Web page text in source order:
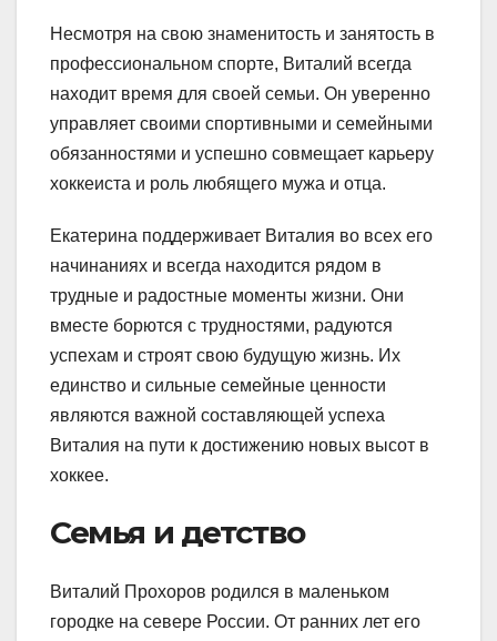
Несмотря на свою знаменитость и занятость в
профессиональном спорте, Виталий всегда
находит время для своей семьи. Он уверенно
управляет своими спортивными и семейными
обязанностями и успешно совмещает карьеру
хоккеиста и роль любящего мужа и отца.
Екатерина поддерживает Виталия во всех его
начинаниях и всегда находится рядом в
трудные и радостные моменты жизни. Они
вместе борются с трудностями, радуются
успехам и строят свою будущую жизнь. Их
единство и сильные семейные ценности
являются важной составляющей успеха
Виталия на пути к достижению новых высот в
хоккее.
Семья и детство
Виталий Прохоров родился в маленьком
городке на севере России. От ранних лет его